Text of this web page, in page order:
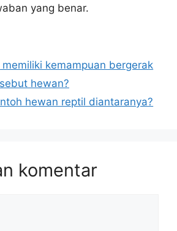
yang benar.
kemampuan bergerak
hewan?
hewan reptil diantaranya?
komentar